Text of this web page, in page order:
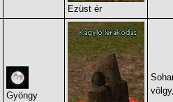
Ezüst ér
Gyöngy